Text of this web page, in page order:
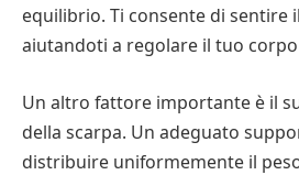
equilibrio. Ti consente di sentire
aiutandoti a regolare il tuo
Un altro fattore importante è il
della scarpa. Un adeguato
distribuire uniformemente il